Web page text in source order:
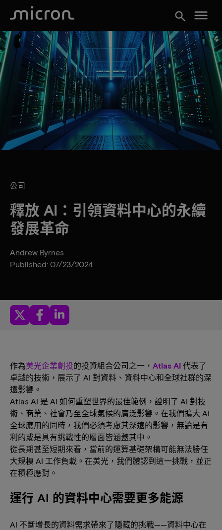
search menu
公司
釋放 AI：引領資料中心的永續
發展革命
Andrew Byrnes
Published: 07/23/2024
作為美光企業創投的投資組合公司之一， Atlas AI 代表了
卓越的技術，展示了 AI 對資料、資料中心和全球社群的深
遠影響。
Atlas AI 是 AI 如何重塑世界的最佳範例，證明了 AI 對技
術、商業、社會乃至全球氣候的廣泛影響。在我們擴大 AI
全球應用的同時，我們必須考慮其深遠的影響，無論是有
利的或是具有挑戰性的層面皆涵蓋其中。
從長期甚至短期來看，當前的運算基礎架構可能無法勝任
大規模 AI 工作負載。在美光，我們體認到這一挑戰，並正
在積極應對。
運行 AI 的資料中心需要更多能源
AI 不斷增長的資料需求帶來了隱藏的挑戰——資料中心在